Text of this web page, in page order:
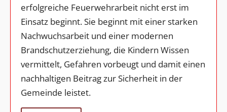
erfolgreiche Feuerwehrarbeit nicht erst im
Einsatz beginnt. Sie beginnt mit einer starken
Nachwuchsarbeit und einer modernen
Brandschutzerziehung, die Kindern Wissen
vermittelt, Gefahren vorbeugt und damit einen
nachhaltigen Beitrag zur Sicherheit in der
Gemeinde leistet.